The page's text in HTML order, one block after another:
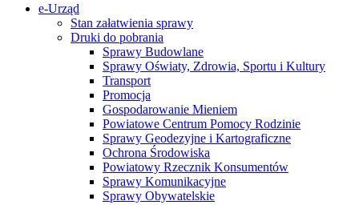
e-Urząd
Stan załatwienia sprawy
Druki do pobrania
Sprawy Budowlane
Sprawy Oświaty, Zdrowia, Sportu i Kultury
Transport
Promocja
Gospodarowanie Mieniem
Powiatowe Centrum Pomocy Rodzinie
Sprawy Geodezyjne i Kartograficzne
Ochrona Środowiska
Powiatowy Rzecznik Konsumentów
Sprawy Komunikacyjne
Sprawy Obywatelskie